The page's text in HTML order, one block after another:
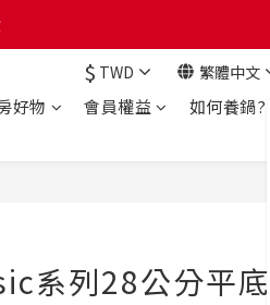
$ TWD 繁體中文
好物 會員權益 如何養鍋?
系列28公分平底